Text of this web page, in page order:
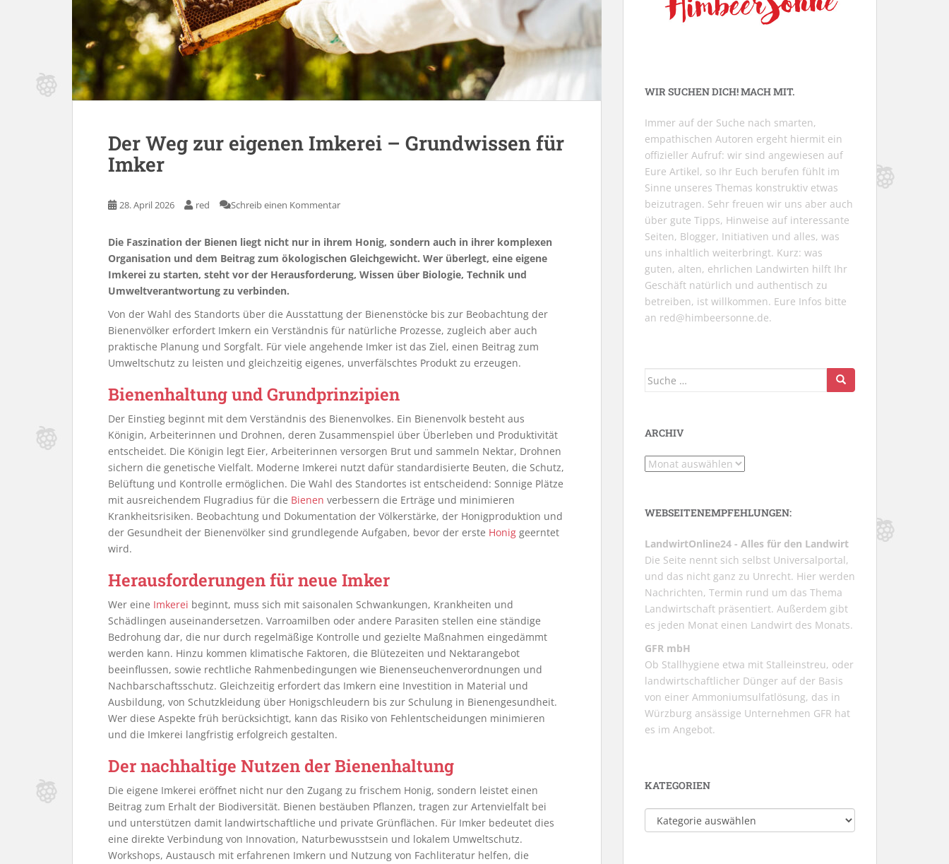
Der Weg zur eigenen Imkerei – Grundwissen für
Imker
28. April 2026 red Schreib einen Kommentar
Die Faszination der Bienen liegt nicht nur in ihrem Honig, sondern auch in ihrer komplexen
Organisation und dem Beitrag zum ökologischen Gleichgewicht. Wer überlegt, eine eigene
Imkerei zu starten, steht vor der Herausforderung, Wissen über Biologie, Technik und
Umweltverantwortung zu verbinden.
Von der Wahl des Standorts über die Ausstattung der Bienenstöcke bis zur Beobachtung der
Bienenvölker erfordert Imkern ein Verständnis für natürliche Prozesse, zugleich aber auch
praktische Planung und Sorgfalt. Für viele angehende Imker ist das Ziel, einen Beitrag zum
Umweltschutz zu leisten und gleichzeitig eigenes, unverfälschtes Produkt zu erzeugen.
Bienenhaltung und Grundprinzipien
Der Einstieg beginnt mit dem Verständnis des Bienenvolkes. Ein Bienenvolk besteht aus
Königin, Arbeiterinnen und Drohnen, deren Zusammenspiel über Überleben und Produktivität
entscheidet. Die Königin legt Eier, Arbeiterinnen versorgen Brut und sammeln Nektar, Drohnen
sichern die genetische Vielfalt. Moderne Imkerei nutzt dafür standardisierte Beuten, die Schutz,
Belüftung und Kontrolle ermöglichen. Die Wahl des Standortes ist entscheidend: Sonnige Plätze
mit ausreichendem Flugradius für die Bienen verbessern die Erträge und minimieren
Krankheitsrisiken. Beobachtung und Dokumentation der Völkerstärke, der Honigproduktion und
der Gesundheit der Bienenvölker sind grundlegende Aufgaben, bevor der erste Honig geerntet
wird.
Herausforderungen für neue Imker
Wer eine Imkerei beginnt, muss sich mit saisonalen Schwankungen, Krankheiten und
Schädlingen auseinandersetzen. Varroamilben oder andere Parasiten stellen eine ständige
Bedrohung dar, die nur durch regelmäßige Kontrolle und gezielte Maßnahmen eingedämmt
werden kann. Hinzu kommen klimatische Faktoren, die Blütezeiten und Nektarangebot
beeinflussen, sowie rechtliche Rahmenbedingungen wie Bienenseuchenverordnungen und
Nachbarschaftsschutz. Gleichzeitig erfordert das Imkern eine Investition in Material und
Ausbildung, von Schutzkleidung über Honigschleudern bis zur Schulung in Bienengesundheit.
Wer diese Aspekte früh berücksichtigt, kann das Risiko von Fehlentscheidungen minimieren
und die Imkerei langfristig erfolgreich gestalten.
Der nachhaltige Nutzen der Bienenhaltung
Die eigene Imkerei eröffnet nicht nur den Zugang zu frischem Honig, sondern leistet einen
Beitrag zum Erhalt der Biodiversität. Bienen bestäuben Pflanzen, tragen zur Artenvielfalt bei
und unterstützen damit landwirtschaftliche und private Grünflächen. Für Imker bedeutet dies
eine direkte Verbindung von Innovation, Naturbewusstsein und lokalem Umweltschutz.
Workshops, Austausch mit erfahrenen Imkern und Nutzung von Fachliteratur helfen, die
WIR SUCHEN DICH! MACH MIT.
Immer auf der Suche nach smarten,
empathischen Autoren ergeht hiermit ein
offizieller Aufruf: wir sind angewiesen auf
Eure Artikel, so Ihr Euch berufen fühlt im
Sinne unseres Themas konstruktiv etwas
beizutragen. Sehr freuen wir uns aber auch
über gute Tipps, Hinweise auf interessante
Seiten, Blogger, Initiativen und alles, was
uns inhaltlich weiterbringt. Kurz: was
guten, alten, ehrlichen Landwirten hilft Ihr
Geschäft natürlich und authentisch zu
betreiben, ist willkommen. Eure Infos bitte
an red@himbeersonne.de.
Suche
ARCHIV
Archiv
WEBSEITENEMPFEHLUNGEN:
LandwirtOnline24 - Alles für den Landwirt
Die Seite nennt sich selbst Universalportal,
und das nicht ganz zu Unrecht. Hier werden
Nachrichten, Termin rund um das Thema
Landwirtschaft präsentiert. Außerdem gibt
es jeden Monat einen Landwirt des Monats.
GFR mbH
Ob Stallhygiene etwa mit Stalleinstreu, oder
landwirtschaftlicher Dünger auf der Basis
von einer Ammoniumsulfatlösung, das in
Würzburg ansässige Unternehmen GFR hat
es im Angebot.
KATEGORIEN
Kategorien